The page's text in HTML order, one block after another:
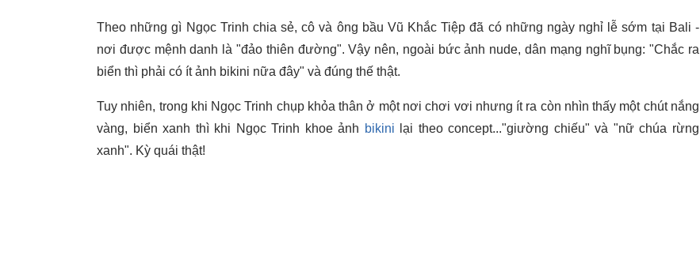
Theo những gì Ngọc Trinh chia sẻ, cô và ông bầu Vũ Khắc Tiệp đã có những ngày nghỉ lễ sớm tại Bali -
nơi được mệnh danh là "đảo thiên đường". Vậy nên, ngoài bức ảnh nude, dân mạng nghĩ bụng: "Chắc ra
biển thì phải có ít ảnh bikini nữa đây" và đúng thế thật.
Tuy nhiên, trong khi Ngọc Trinh chụp khỏa thân ở một nơi chơi vơi nhưng ít ra còn nhìn thấy một chút nắng
vàng, biển xanh thì khi Ngọc Trinh khoe ảnh bikini lại theo concept..."giường chiếu" và "nữ chúa rừng
xanh". Kỳ quái thật!